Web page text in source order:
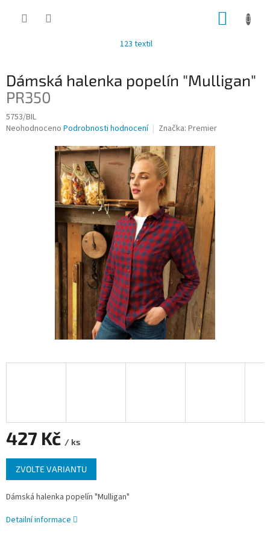
123 textil
Dámská halenka popelín "Mulligan"
PR350
5753/BIL
Průměrné
Neohodnoceno Podrobnosti hodnocení Značka: Premier
427 Kč / ks
Měrná
cena:
ZVOLTE VARIANTU
Dámská halenka popelín "Mulligan"
Detailní informace